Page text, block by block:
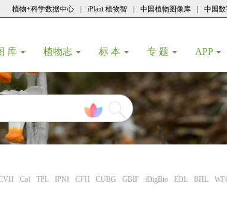
植物+科学数据中心 iPlant 植物智 中国植物图像库 中国数
库 植物志 标 本 专 题 APP
Col TPL IPNI CFH CUBG GBIF iDigBio EOL BHL